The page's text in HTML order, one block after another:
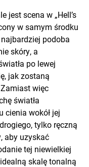
jest scena w „Hell’s
w samym środku
podoba
skóry, a
po lewej
jak zostaną
więc
światła
cienia wokół jej
tylko ręczną
aby uzyskać
tej niewielkiej
skalę tonalną